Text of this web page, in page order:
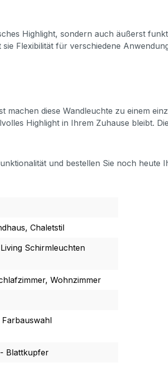
Highlight, sondern auch äußerst
Flexibilität für verschiedene
machen diese Wandleuchte zu einem
Highlight in Ihrem Zuhause bleibt.
und bestellen Sie noch
Chaletstil
Schirmleuchten
Wohnzimmer
Blattkupfer